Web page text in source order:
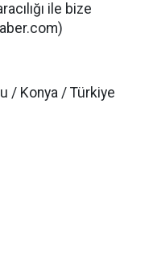
ile bize
/ Konya / Türkiye